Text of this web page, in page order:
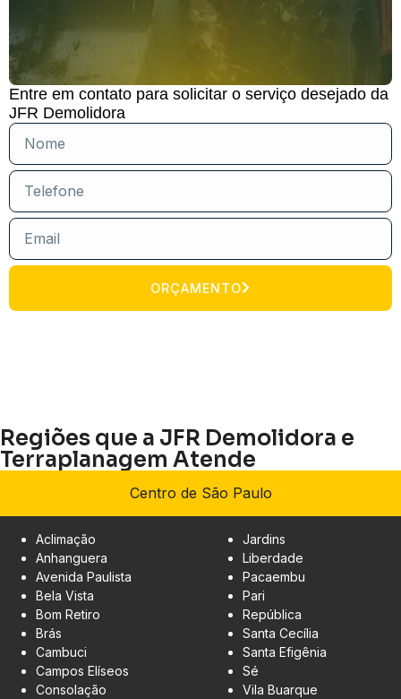
Entre em contato para solicitar o serviço desejado da
JFR Demolidora
ORÇAMENTO
Regiões que a JFR Demolidora e
Terraplanagem Atende
Centro de São Paulo
Aclimação
Anhanguera
Avenida Paulista
Bela Vista
Bom Retiro
Brás
Cambuci
Campos Elíseos
Consolação
Jardins
Liberdade
Pacaembu
Pari
República
Santa Cecília
Santa Efigênia
Sé
Vila Buarque